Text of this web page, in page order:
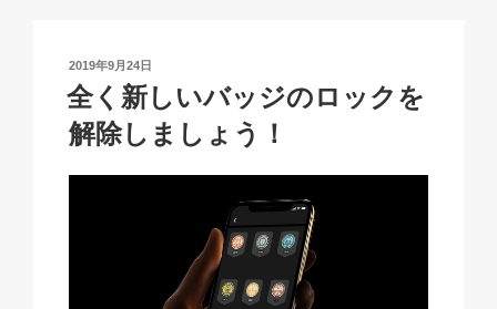
n
k
o
p
at
投
稿
日:
2019年9月24日
全く新しいバッジのロックを
解除しましょう！